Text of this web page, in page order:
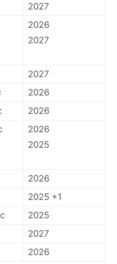
2027
2026
2027
2027
2026
2026
2026
2025
2026
2025 +1
2025
2027
2026